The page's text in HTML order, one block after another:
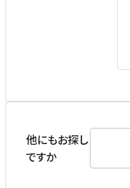
他にもお探し
ですか